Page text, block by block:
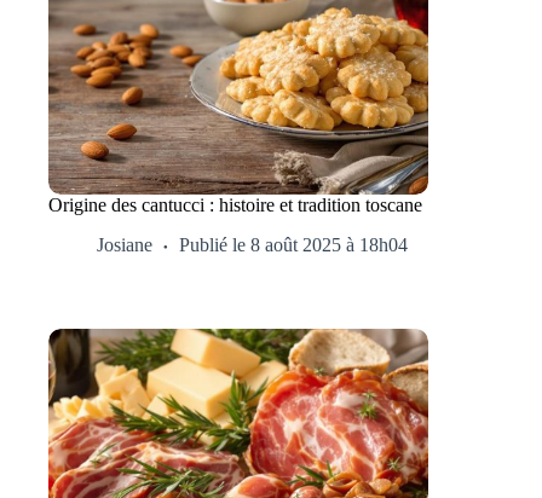
Origine des cantucci : histoire et tradition toscane
Josiane
Publié le 8 août 2025 à 18h04